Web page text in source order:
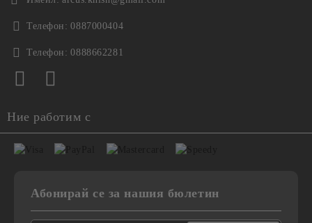
Телефон: 0887000404
Телефон: 0888662281
Ние работим с
Абонирай се за нашия бюлетин